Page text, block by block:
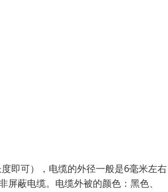
即可），电缆的外径一般是6毫米左
蔽电缆。电缆外被的颜色：黑色、